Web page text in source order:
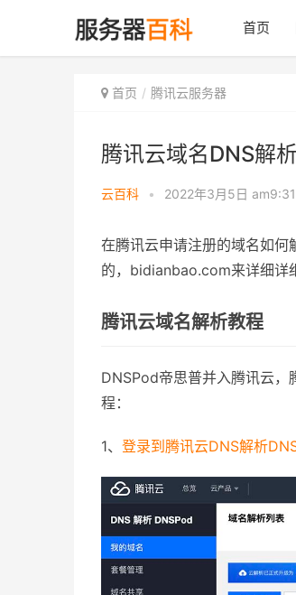
首页
首页 腾讯云服务器
腾讯云域名DNS解
云百科 • 2022年3月5日 am9:31
在腾讯云申请注册的域名如
的，bidianbao.com来详细详
腾讯云域名解析教程
DNSPod帝思普并入腾讯云
程：
1、 登录到腾讯云DNS解析